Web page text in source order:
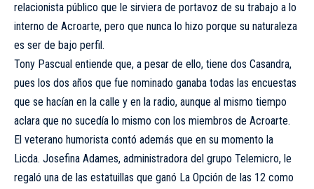
relacionista público que le sirviera de portavoz de su trabajo a lo
interno de Acroarte, pero que nunca lo hizo porque su naturaleza
es ser de bajo perfil.
Tony Pascual entiende que, a pesar de ello, tiene dos Casandra,
pues los dos años que fue nominado ganaba todas las encuestas
que se hacían en la calle y en la radio, aunque al mismo tiempo
aclara que no sucedía lo mismo con los miembros de Acroarte.
El veterano humorista contó además que en su momento la
Licda. Josefina Adames, administradora del grupo Telemicro, le
regaló una de las estatuillas que ganó La Opción de las 12 como